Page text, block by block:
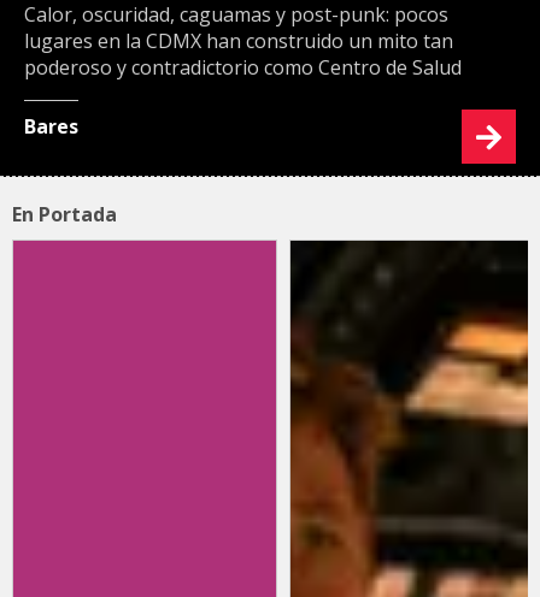
Calor, oscuridad, caguamas y post-punk: pocos
lugares en la CDMX han construido un mito tan
poderoso y contradictorio como Centro de Salud
Bares
En Portada